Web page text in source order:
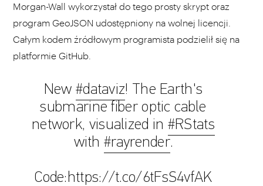
Morgan-Wall wykorzystał do tego prosty skrypt oraz
program GeoJSON udostępniony na wolnej licencji.
Całym kodem źródłowym programista podzielił się na
platformie GitHub.
New #dataviz! The Earth's
submarine fiber optic cable
network, visualized in #RStats
with#rayrender.
Code:https://t.co/6tFsS4vfAK